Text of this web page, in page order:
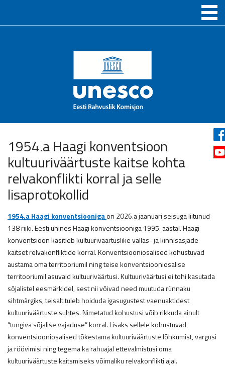
1954.a Haagi konventsioon
kultuuriväärtuste kaitse kohta
relvakonflikti korral ja selle
lisaprotokollid
1954.a Haagi konventsioonigaon 2026.a jaanuari seisuga liitunud
138 riiki. Eesti ühines Haagi konventsiooniga 1995. aastal. Haagi
konventsioon käsitleb kultuuriväärtuslike vallas- ja kinnisasjade
kaitset relvakonfliktide korral. Konventsiooniosalised kohustuvad
austama oma territooriumil ning teise konventsiooniosalise
territooriumil asuvaid kultuuriväärtusi. Kultuuriväärtusi ei tohi kasutada
sõjalistel eesmärkidel, sest nii võivad need muutuda rünnaku
sihtmärgiks, teisalt tuleb hoiduda igasugustest vaenuaktidest
kultuuriväärtuste suhtes. Nimetatud kohustusi võib rikkuda ainult
“tungiva sõjalise vajaduse” korral. Lisaks sellele kohustuvad
konventsiooniosalised tõkestama kultuuriväärtuste lõhkumist, vargusi
ja röövimisi ning tegema ka rahuajal ettevalmistusi oma
kultuuriväärtuste kaitsmiseks võimaliku relvakonflikti ajal.